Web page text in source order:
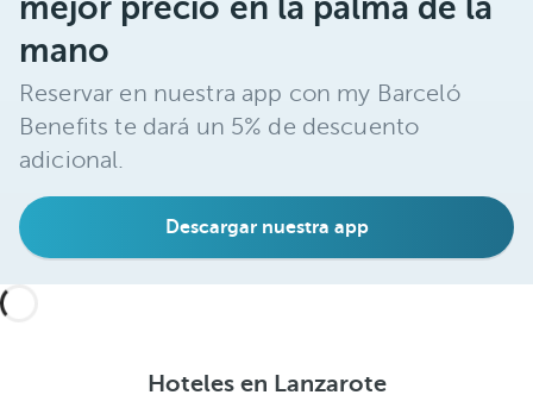
mejor precio en la palma de la
mano
Reservar en nuestra app con my Barceló
Benefits te dará un 5% de descuento
adicional.
Descargar nuestra app
Hoteles en Lanzarote